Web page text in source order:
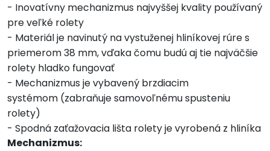
- Inovatívny mechanizmus najvyššej kvality používaný
pre veľké rolety
- Materiál je navinutý na vystuženej hliníkovej rúre s
priemerom 38 mm, vďaka čomu budú aj tie najväčšie
rolety hladko fungovať
- Mechanizmus je vybavený brzdiacim
systémom (zabraňuje samovoľnému spusteniu
rolety)
- Spodná zaťažovacia lišta rolety je vyrobená z hliníka
Mechanizmus: